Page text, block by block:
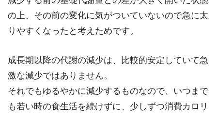
の上、その前の変化に気がついていないので急に太
りやすくなったと考えためです。
成長期以降の代謝の減少は、比較的安定していて急
激な減少ではありません。
それでもゆるやかに減少するものなので、いつまで
も若い時の食生活を続けずに、少しずつ消費カロリ